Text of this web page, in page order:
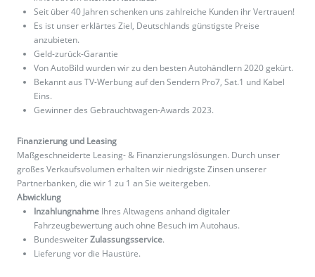
Seit über 40 Jahren schenken uns zahlreiche Kunden ihr Vertrauen!
Es ist unser erklärtes Ziel, Deutschlands günstigste Preise
anzubieten.
Geld-zurück-Garantie
Von AutoBild wurden wir zu den besten Autohändlern 2020 gekürt.
Bekannt aus TV-Werbung auf den Sendern Pro7, Sat.1 und Kabel
Eins.
Gewinner des Gebrauchtwagen-Awards 2023.
Finanzierung und Leasing
Maßgeschneiderte Leasing- & Finanzierungslösungen. Durch unser
großes Verkaufsvolumen erhalten wir niedrigste Zinsen unserer
Partnerbanken, die wir 1 zu 1 an Sie weitergeben.
Abwicklung
Inzahlungnahme Ihres Altwagens anhand digitaler
Fahrzeugbewertung auch ohne Besuch im Autohaus.
BundesweiterZulassungsservice.
Lieferung vor die Haustüre.